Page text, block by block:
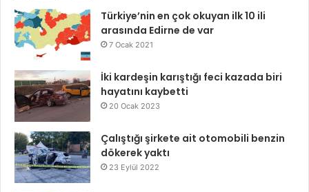
Türkiye’nin en çok okuyan ilk 10 ili
arasında Edirne de var
7 Ocak 2021
İki kardeşin karıştığı feci kazada biri
hayatını kaybetti
20 Ocak 2023
Çalıştığı şirkete ait otomobili benzin
dökerek yaktı
23 Eylül 2022